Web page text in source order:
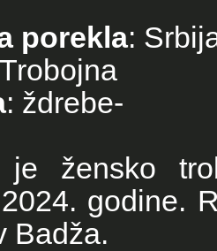
porekla:
: ždrebe-
žensko
godine.
Badža.